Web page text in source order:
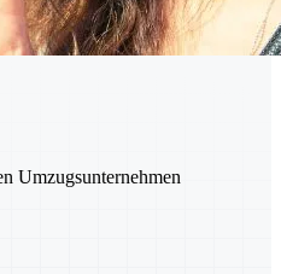
Umzugsunternehmen